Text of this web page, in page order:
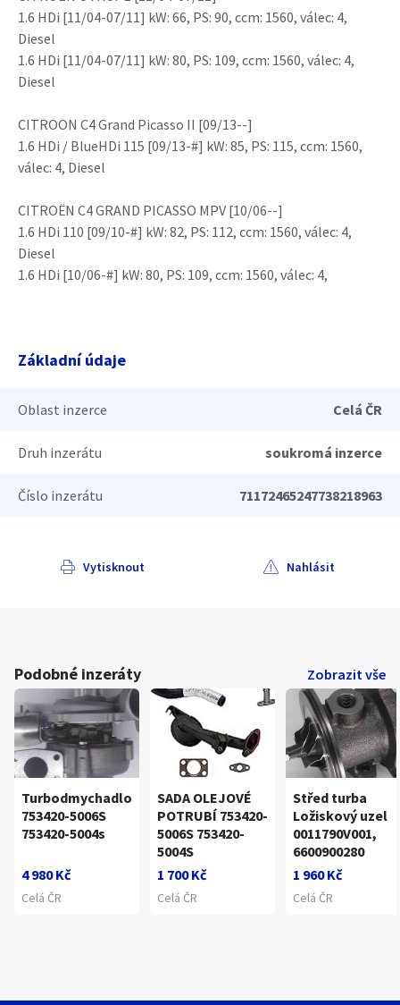
1.6 HDi [11/04-07/11] kW: 66, PS: 90, ccm: 1560, válec: 4,
Diesel
1.6 HDi [11/04-07/11] kW: 80, PS: 109, ccm: 1560, válec: 4,
Diesel
CITROON C4 Grand Picasso II [09/13--]
1.6 HDi / BlueHDi 115 [09/13-#] kW: 85, PS: 115, ccm: 1560,
válec: 4, Diesel
CITROËN C4 GRAND PICASSO MPV [10/06--]
1.6 HDi 110 [09/10-#] kW: 82, PS: 112, ccm: 1560, válec: 4,
Diesel
1.6 HDi [10/06-#] kW: 80, PS: 109, ccm: 1560, válec: 4,
Základní údaje
Oblast inzerce Celá ČR
Druh inzerátu soukromá inzerce
Číslo inzerátu 71172465247738218963
Vytisknout Nahlásit
Podobné inzeráty Zobrazit vše
Turbodmychadlo
753420-5006S
753420-5004s
4 980 Kč
Celá ČR
SADA OLEJOVÉ
POTRUBÍ 753420-
5006S 753420-
5004S
1 700 Kč
Celá ČR
Střed turba
Ložiskový uzel
0011790V001,
6600900280
1 960 Kč
Celá ČR